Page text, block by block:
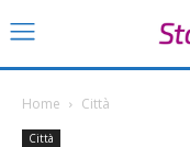
Home Città
Città